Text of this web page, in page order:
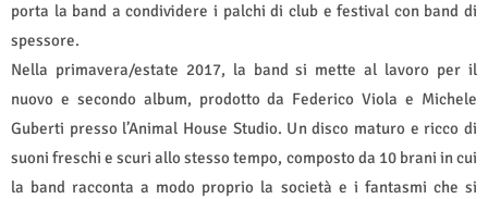
porta la band a condividere i palchi di club e festival con band di
spessore.
Nella primavera/estate 2017, la band si mette al lavoro per il
nuovo e secondo album, prodotto da Federico Viola e Michele
Guberti presso l’Animal House Studio. Un disco maturo e ricco di
suoni freschi e scuri allo stesso tempo, composto da 10 brani in cui
la band racconta a modo proprio la società e i fantasmi che si